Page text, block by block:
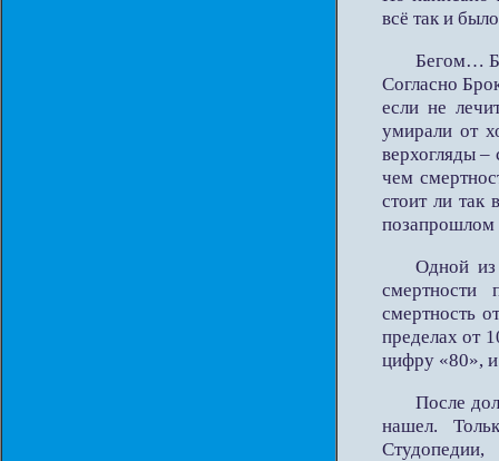
всё так и
Бегом…
Согласно
если не
умирали от
верхогляды –
чем
стоит ли так
позапрошлом
Одной из
смертности
смертность
пределах от
цифру «80»,
После
нашел.